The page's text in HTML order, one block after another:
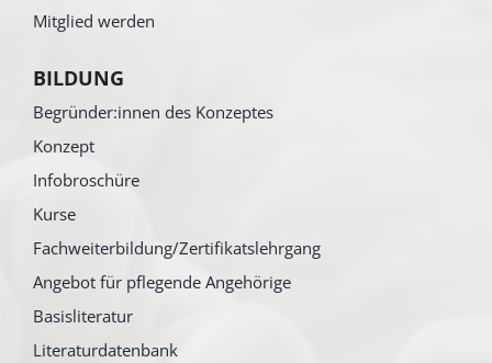
Mitglied werden
BILDUNG
Begründer:innen des Konzeptes
Konzept
Infobroschüre
Kurse
Fachweiterbildung/Zertifikatslehrgang
Angebot für pflegende Angehörige
Basisliteratur
Literaturdatenbank